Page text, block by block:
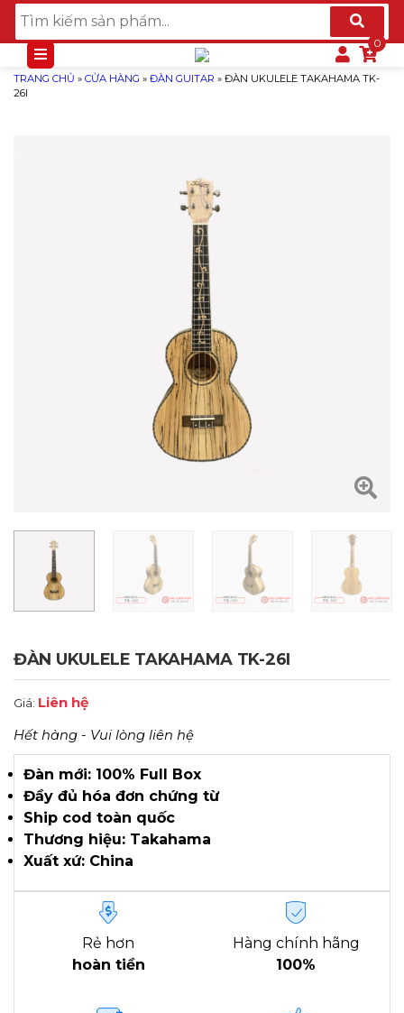
TRANG CHỦ » CỬA HÀNG » ĐÀN GUITAR » ĐÀN UKULELE TAKAHAMA TK-
26I
ĐÀN UKULELE TAKAHAMA TK-26I
Giá: Liên hệ
Hết hàng - Vui lòng liên hệ
Đàn mới: 100% Full Box
Đầy đủ hóa đơn chứng từ
Ship cod toàn quốc
Thương hiệu: Takahama
Xuất xứ: China
Rẻ hơn
hoàn tiền
Hàng chính hãng
100%